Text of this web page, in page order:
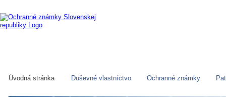
Úvodná stránka Duševné vlastníctvo Ochranné známky